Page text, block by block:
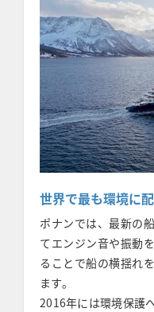
世界で最も環境に
ポナンでは、最新の
てエンジン音や振動
ることで船の横揺れ
ます。
2016年には環境保護